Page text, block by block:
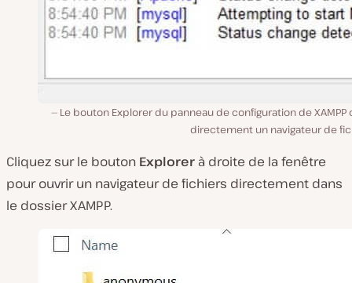
Le bouton Explorer du panneau de configuration de XAMPP
directement un navigateur de
Cliquez sur le bouton Explorer à droite de la fenêtre
pour ouvrir un navigateur de fichiers directement dans
le dossier XAMPP.